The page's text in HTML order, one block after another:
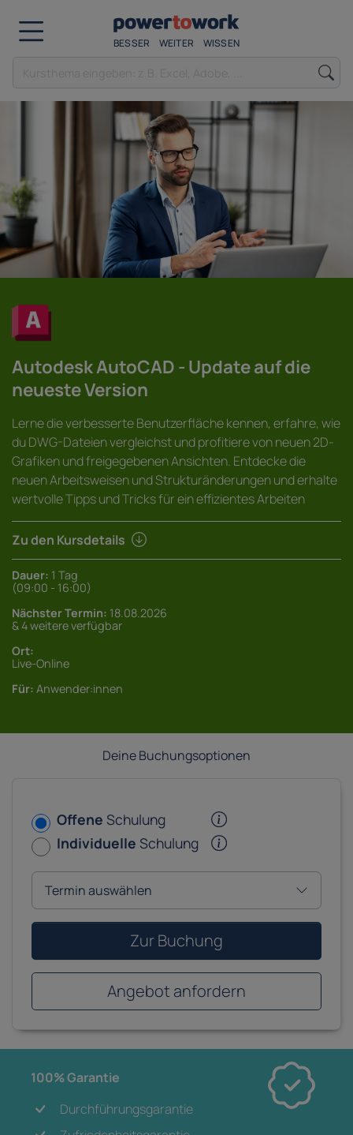
BESSER WEITER WISSEN
Autodesk AutoCAD - Update auf die
neueste Version
Lerne die verbesserte Benutzerfläche kennen, erfahre, wie
du DWG-Dateien vergleichst und profitiere von neuen 2D-
Grafiken und freigegebenen Ansichten. Entdecke die
neuen Arbeitsweisen und Strukturänderungen und erhalte
wertvolle Tipps und Tricks für ein effizientes Arbeiten
Zu den Kursdetails
Dauer: 1 Tag
(09:00 - 16:00)
Nächster Termin: 18.08.2026
& 4 weitere verfügbar
Ort:
Live-Online
Für: Anwender:innen
Deine Buchungsoptionen
Offene Schulung
Individuelle Schulung
Zur Buchung
Angebot anfordern
100% Garantie
Durchführungsgarantie